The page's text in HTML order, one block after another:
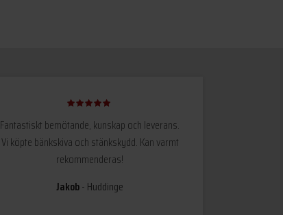
Fantastiskt bemötande, kunskap och leverans.
Vi köpte bänkskiva och stänkskydd. Kan varmt
rekommenderas!
Jakob Huddinge